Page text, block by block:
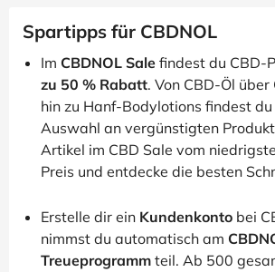
Spartipps für CBDNOL
Im CBDNOL Sale findest du CBD-
zu 50 % Rabatt. Von CBD-Öl
hin zu Hanf-Bodylotions findest
Auswahl an vergünstigten
Artikel im CBD Sale vom
Preis und entdecke die besten
Erstelle dir ein Kundenkonto bei
nimmst du automatisch am
Treueprogramm teil. Ab 500